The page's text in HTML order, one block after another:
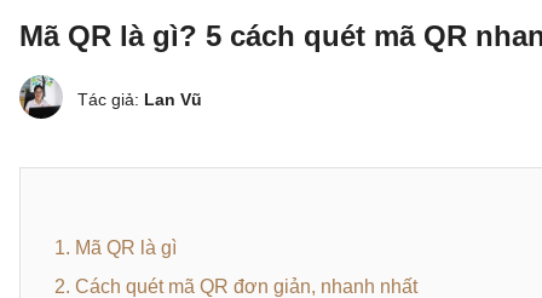
Mã QR là gì? 5 cách quét mã QR
Tác giả: Lan Vũ
1. Mã QR là gì
2. Cách quét mã QR đơn giản, nhanh nhất